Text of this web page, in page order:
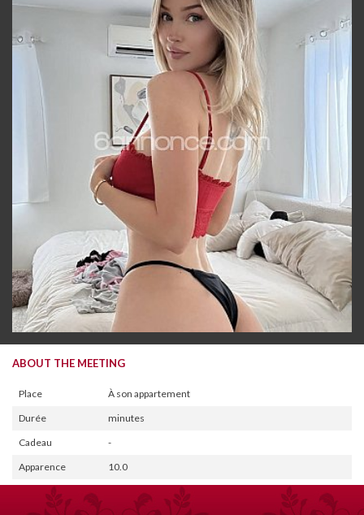
ABOUT THE MEETING
Place
À son appartement
Durée
minutes
Cadeau
-
Apparence
10.0
Massage